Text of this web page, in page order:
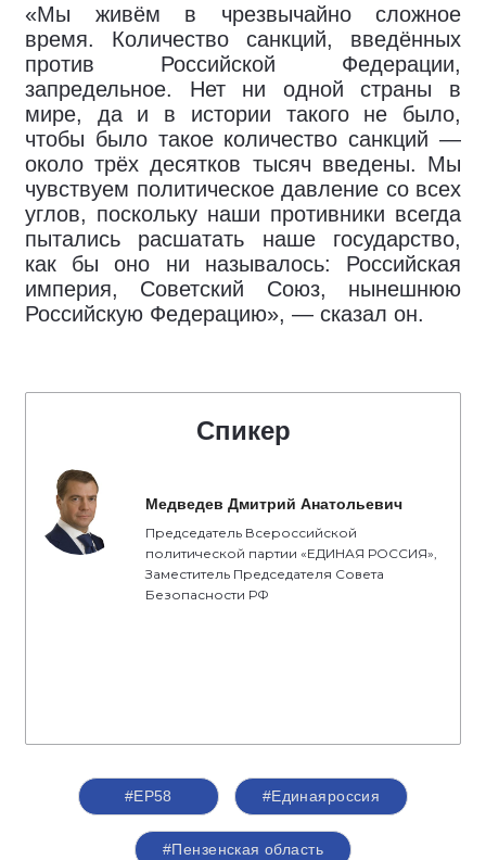
«Мы живём в чрезвычайно сложное
время. Количество санкций, введённых
против Российской Федерации,
запредельное. Нет ни одной страны в
мире, да и в истории такого не было,
чтобы было такое количество санкций —
около трёх десятков тысяч введены. Мы
чувствуем политическое давление со всех
углов, поскольку наши противники всегда
пытались расшатать наше государство,
как бы оно ни называлось: Российская
империя, Советский Союз, нынешнюю
Российскую Федерацию», — сказал он.
Спикер
Медведев Дмитрий Анатольевич
Председатель Всероссийской
политической партии «ЕДИНАЯ РОССИЯ»,
Заместитель Председателя Совета
Безопасности РФ
#ЕР58 #Единаяроссия
#Пензенская область